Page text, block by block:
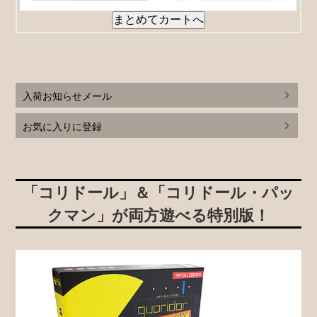
入荷お知らせメール
お気に入りに登録
「コリドール」＆「コリドール・パッ
クマン」が両方遊べる特別版！